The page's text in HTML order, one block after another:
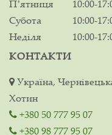
Пʼятниця
10:00-
Субота
10:00-
Неділя
10:00-
КОНТАКТИ
Україна,
Хотин
+380 50 777 95 07
+380 98 777 95 07